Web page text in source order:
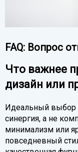
FAQ: Вопрос
Что важнее
дизайн или
Идеальный выбор
синергия, а не
минимализм или
повседневный